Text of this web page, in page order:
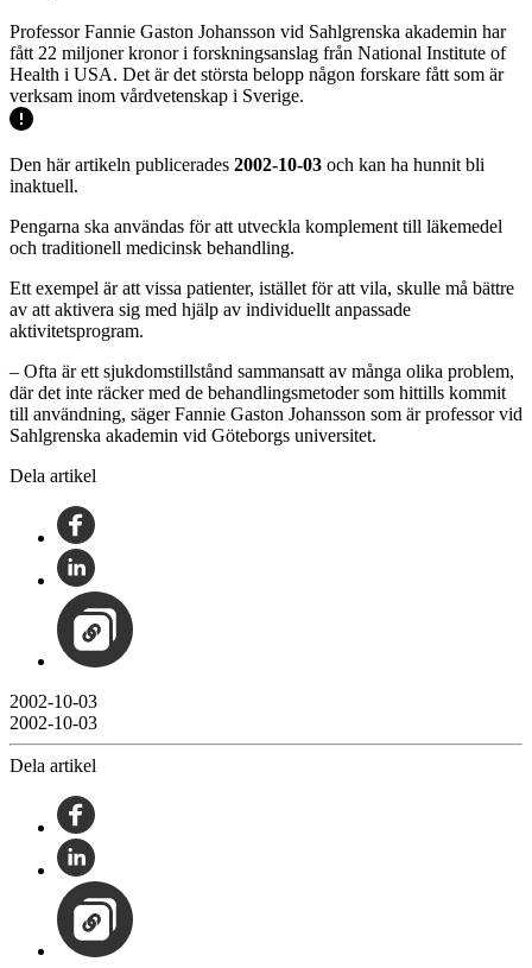
Professor Fannie Gaston Johansson vid Sahlgrenska akademin har
fått 22 miljoner kronor i forskningsanslag från National Institute of
Health i USA. Det är det största belopp någon forskare fått som är
verksam inom vårdvetenskap i Sverige.
Den här artikeln publicerades 2002-10-03 och kan ha hunnit bli
inaktuell.
Pengarna ska användas för att utveckla komplement till läkemedel
och traditionell medicinsk behandling.
Ett exempel är att vissa patienter, istället för att vila, skulle må bättre
av att aktivera sig med hjälp av individuellt anpassade
aktivitetsprogram.
– Ofta är ett sjukdomstillstånd sammansatt av många olika problem,
där det inte räcker med de behandlingsmetoder som hittills kommit
till användning, säger Fannie Gaston Johansson som är professor vid
Sahlgrenska akademin vid Göteborgs universitet.
Dela artikel
2002-10-03
2002-10-03
Dela artikel